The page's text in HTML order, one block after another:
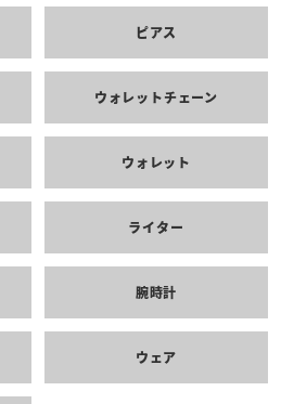
ピアス
ウォレットチェーン
ウォレット
ライター
腕時計
ウェア